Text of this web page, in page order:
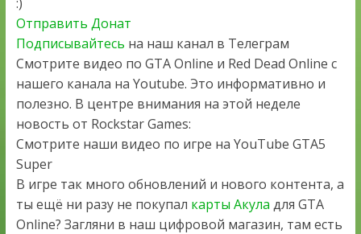
Отправить Донат
Подписывайтесь на наш канал в Телеграм
Смотрите видео по GTA Online и Red Dead Online с
нашего канала на Youtube. Это информативно и
полезно. В центре внимания на этой неделе
новость от Rockstar Games:
Смотрите наши видео по игре на YouTube GTA5
Super
В игре так много обновлений и нового контента, а
ты ещё ни разу не покупал карты Акула для GTA
Online? Загляни в наш цифровой магазин, там есть